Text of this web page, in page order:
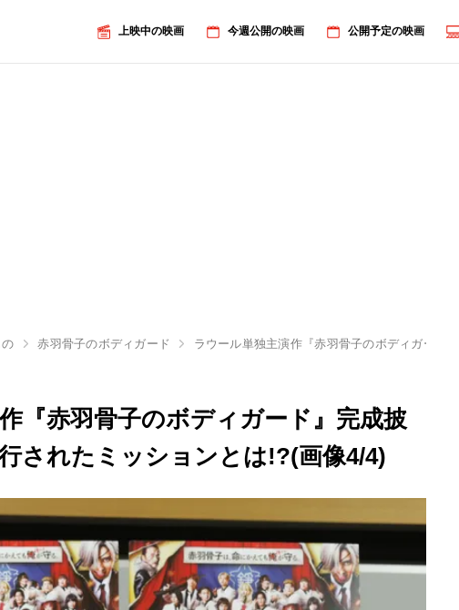
上映中の映画 今週公開の映画 公開予定の映画
赤羽骨子のボディガード ラウール単独主演作『赤羽骨子のボディガード
『赤羽骨子のボディガード』完成披
されたミッションとは!?(画像4/4)